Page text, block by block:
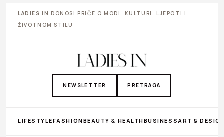
LADIES IN DONOSI PRIČE O MODI, KULTURI, LJEPOTI I
ŽIVOTNOM STILU
NEWSLETTER PRETRAGA
LIFESTYLEFASHIONBEAUTY & HEALTHBUSINESS ART &